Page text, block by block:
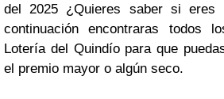
del 2025 ¿Quieres saber si eres
continuación encontraras todos
Lotería del Quindío para que
el premio mayor o algún seco.